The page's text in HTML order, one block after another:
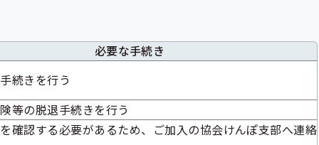
必要な手続き
続きを行う
等の脱退手続きを行う
確認する必要があるため、ご加入の協会けんぽ支部へ連絡